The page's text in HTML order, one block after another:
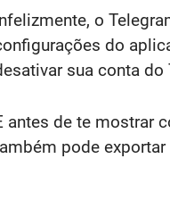
o
do
sua conta
antes de te mostrar
pode